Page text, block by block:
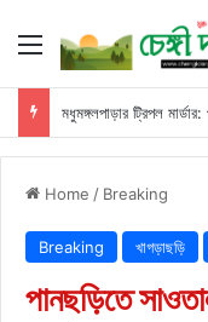
Menu
মধুমঙ্গলপাড়ার ট্রিপল
Home / Breaking
Breaking খাগড়াছড়ি
পানছড়িতে